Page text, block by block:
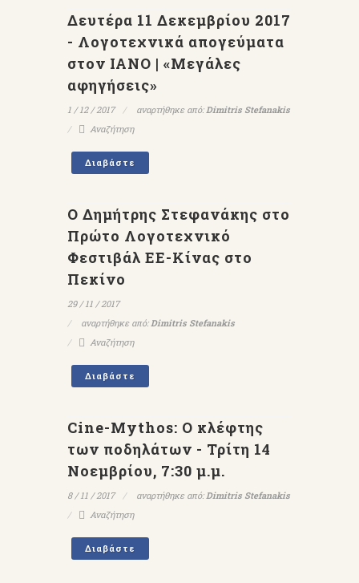
Δευτέρα 11 Δεκεμβρίου 2017
- Λογοτεχνικά απογεύματα
στον ΙΑΝΟ | «Μεγάλες
αφηγήσεις»
1 / 12 / 2017 αναρτήθηκε από:Dimitris Stefanakis
Αναζήτηση
Διαβάστε
Ο Δημήτρης Στεφανάκης στο
Πρώτο Λογοτεχνικό
Φεστιβάλ ΕΕ-Κίνας στο
Πεκίνο
29 / 11 / 2017
αναρτήθηκε από:Dimitris Stefanakis
Αναζήτηση
Διαβάστε
Cine-Mythos: Ο κλέφτης
των ποδηλάτων - Τρίτη 14
Νοεμβρίου, 7:30 μ.μ.
8 / 11 / 2017 αναρτήθηκε από:Dimitris Stefanakis
Αναζήτηση
Διαβάστε